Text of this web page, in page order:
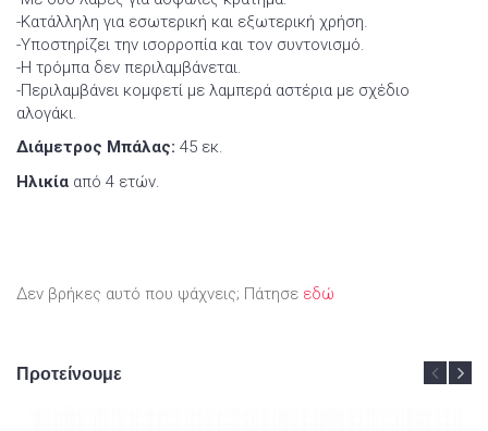
-Κατάλληλη για εσωτερική και εξωτερική χρήση.
-Υποστηρίζει την ισορροπία και τον συντονισμό.
-Η τρόμπα δεν περιλαμβάνεται.
-Περιλαμβάνει κομφετί με λαμπερά αστέρια με σχέδιο
αλογάκι.
Διάμετρος Μπάλας: 45 εκ.
Ηλικία από 4 ετών.
Δεν βρήκες αυτό που ψάχνεις; Πάτησε εδώ
Προτείνουμε